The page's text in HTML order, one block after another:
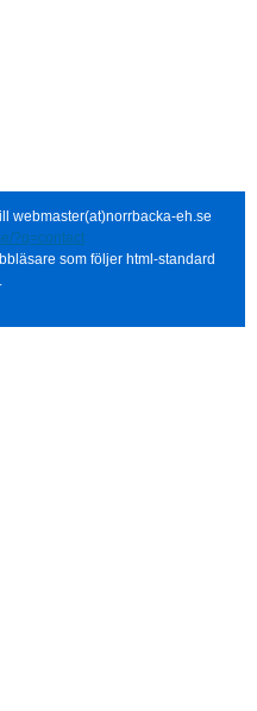
webmaster(at)norrbacka-eh.se
?q=contact
som följer html-standard